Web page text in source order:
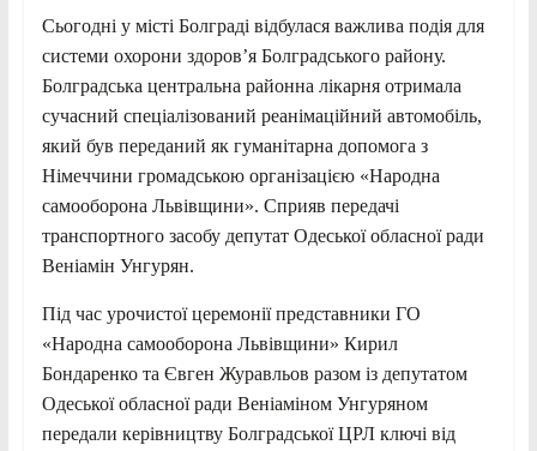
Сьогодні у місті Болграді відбулася важлива подія для
системи охорони здоров’я Болградського району.
Болградська центральна районна лікарня отримала
сучасний спеціалізований реанімаційний автомобіль,
який був переданий як гуманітарна допомога з
Німеччини громадською організацією «Народна
самооборона Львівщини». Сприяв передачі
транспортного засобу депутат Одеської обласної ради
Веніамін Унгурян.
Під час урочистої церемонії представники ГО
«Народна самооборона Львівщини» Кирил
Бондаренко та Євген Журавльов разом із депутатом
Одеської обласної ради Веніаміном Унгуряном
передали керівництву Болградської ЦРЛ ключі від